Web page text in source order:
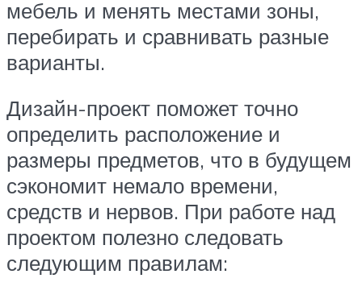
мебель и менять местами зоны,
перебирать и сравнивать разные
варианты.
Дизайн-проект поможет точно
определить расположение и
размеры предметов, что в будущем
сэкономит немало времени,
средств и нервов. При работе над
проектом полезно следовать
следующим правилам: